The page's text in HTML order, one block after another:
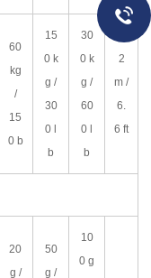
60
kg
/
15
0 b
15
0 k
g /
30
0 l
b
30
0 k
g /
60
0 l
b
2
m /
6.
6 ft
20
g /
50
g /
10
0 g